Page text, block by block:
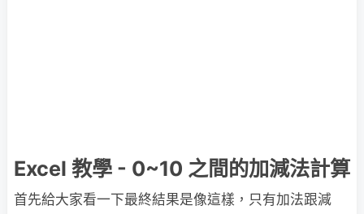
Excel 教學 - 0~10 之間的加減法計算
首先給大家看一下最終結果是像這樣，只有加法跟減